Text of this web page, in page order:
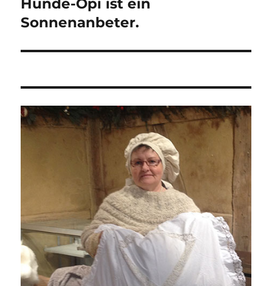
Hunde-Opi ist ein
Sonnenanbeter.